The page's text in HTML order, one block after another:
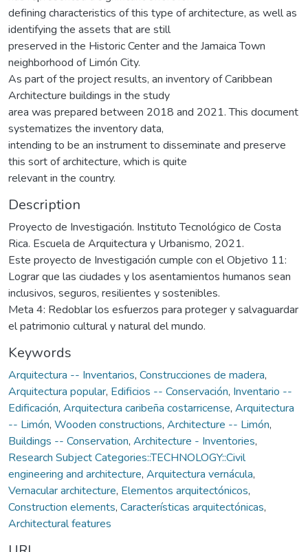
defining characteristics of this type of architecture, as well as
identifying the assets that are still
preserved in the Historic Center and the Jamaica Town
neighborhood of Limón City.
As part of the project results, an inventory of Caribbean
Architecture buildings in the study
area was prepared between 2018 and 2021. This document
systematizes the inventory data,
intending to be an instrument to disseminate and preserve
this sort of architecture, which is quite
relevant in the country.
Description
Proyecto de Investigación. Instituto Tecnológico de Costa
Rica. Escuela de Arquitectura y Urbanismo, 2021.
Este proyecto de Investigación cumple con el Objetivo 11:
Lograr que las ciudades y los asentamientos humanos sean
inclusivos, seguros, resilientes y sostenibles.
Meta 4: Redoblar los esfuerzos para proteger y salvaguardar
el patrimonio cultural y natural del mundo.
Keywords
Arquitectura -- Inventarios, Construcciones de madera,
Arquitectura popular, Edificios -- Conservación, Inventario --
Edificación, Arquitectura caribeña costarricense, Arquitectura
-- Limón, Wooden constructions, Architecture -- Limón,
Buildings -- Conservation, Architecture - Inventories,
Research Subject Categories::TECHNOLOGY::Civil
engineering and architecture, Arquitectura vernácula,
Vernacular architecture, Elementos arquitectónicos,
Construction elements, Características arquitectónicas,
Architectural features